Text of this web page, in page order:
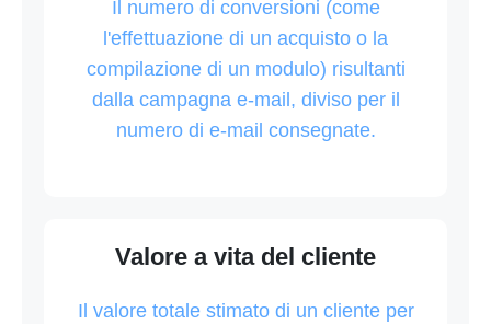
Il numero di conversioni (come
l'effettuazione di un acquisto o la
compilazione di un modulo) risultanti
dalla campagna e-mail, diviso per il
numero di e-mail consegnate.
Valore a vita del cliente
Il valore totale stimato di un cliente per